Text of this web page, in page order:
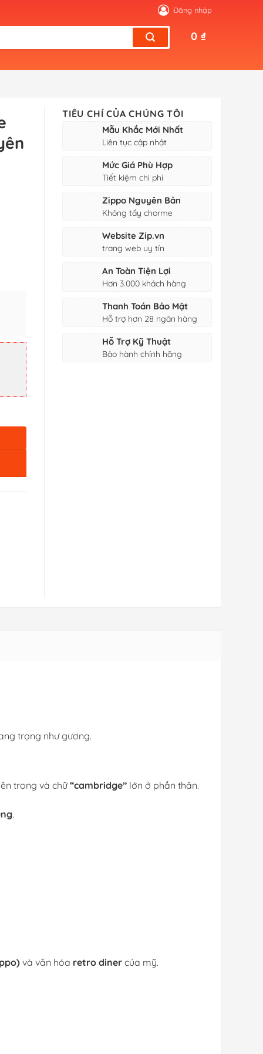
Đăng nhập
0 ₫
TIÊU CHÍ CỦA CHÚNG TÔI
Mẫu Khắc Mới Nhất
Liên tục cập nhật
Mức Giá Phù Hợp
Tiết kiệm chi phí
Zippo Nguyên Bản
Không tẩy chorme
Website Zip.vn
trang web uy tín
An Toàn Tiện Lợi
Hơn 3.000 khách hàng
Thanh Toán Bảo Mật
Hỗ trợ hơn 28 ngân hàng
Hỗ Trợ Kỹ Thuật
Bảo hành chính hãng
trọng như gương.
trong và chữ“cambridge”lớn ở phần thân.
.
và văn hóa retro dinercủa mỹ.